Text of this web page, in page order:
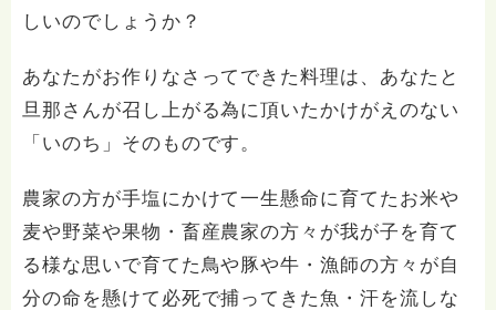
しいのでしょうか？
あなたがお作りなさってできた料理は、あなたと
旦那さんが召し上がる為に頂いたかけがえのない
「いのち」そのものです。
農家の方が手塩にかけて一生懸命に育てたお米や
麦や野菜や果物・畜産農家の方々が我が子を育て
る様な思いで育てた鳥や豚や牛・漁師の方々が自
分の命を懸けて必死で捕ってきた魚・汗を流しな